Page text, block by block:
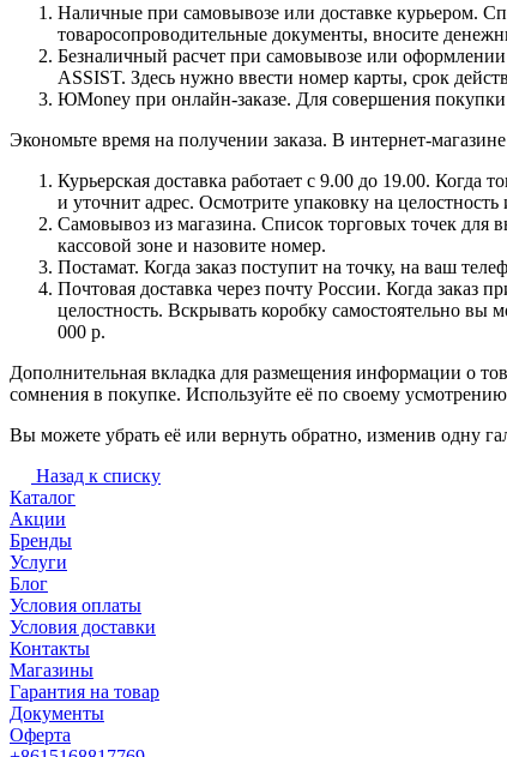
Наличные при самовывозе или доставке курьером.
товаросопроводительные документы, вносите
Безналичный расчет при самовывозе или
ASSIST. Здесь нужно ввести номер карты, срок
ЮMoney при онлайн-заказе. Для совершения покупки
Экономьте время на получении заказа. В интернет-
Курьерская доставка работает с 9.00 до 19.00. Когда
и уточнит адрес. Осмотрите упаковку на
Самовывоз из магазина. Список торговых точек для
кассовой зоне и назовите номер.
Постамат. Когда заказ поступит на точку, на ваш
Почтовая доставка через почту России. Когда заказ
целостность. Вскрывать коробку самостоятельно вы
000 р.
Дополнительная вкладка для размещения информации о
сомнения в покупке. Используйте её по своему
Вы можете убрать её или вернуть обратно, изменив одну
Назад к списку
Каталог
Акции
Бренды
Услуги
Блог
Условия оплаты
Условия доставки
Контакты
Магазины
Гарантия на товар
Документы
Оферта